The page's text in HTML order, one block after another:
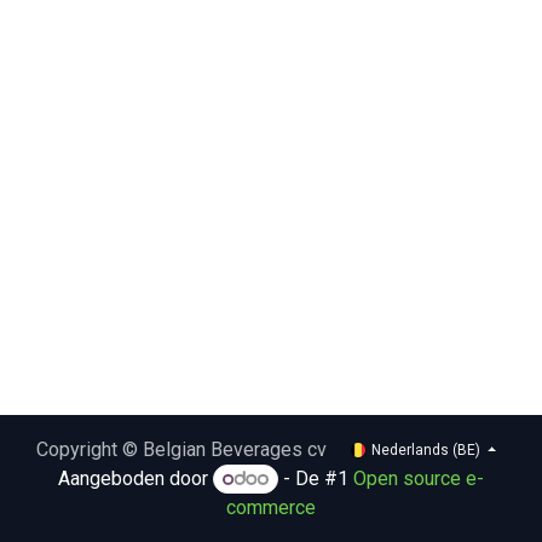
Copyright © Belgian Beverages cv Nederlands (BE)
Aangeboden door - De #1Open source e-
commerce